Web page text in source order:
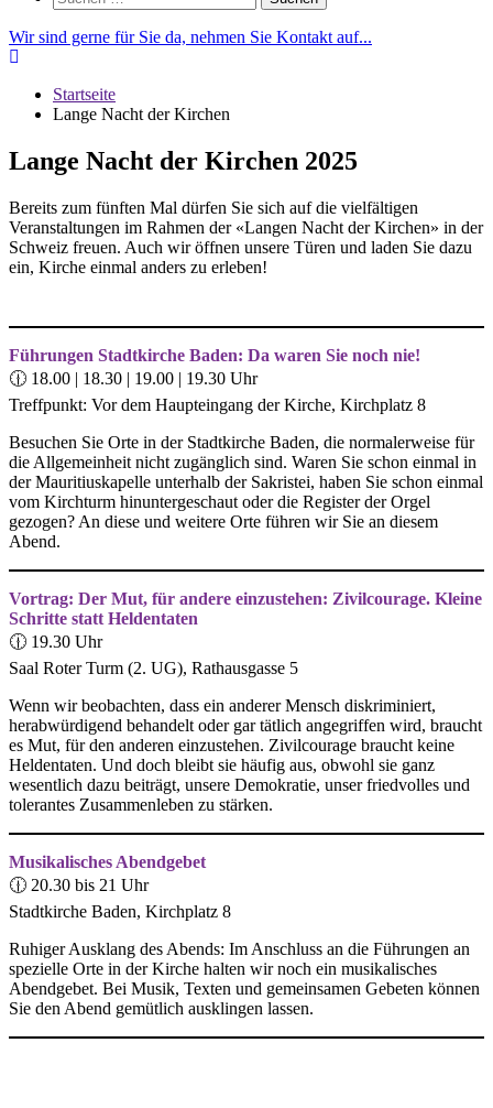
nach:
Wir sind gerne für Sie da, nehmen Sie Kontakt auf...
Startseite
Lange Nacht der Kirchen
Lange Nacht der Kirchen 2025
Bereits zum fünften Mal dürfen Sie sich auf die vielfältigen
Veranstaltungen im Rahmen der «Langen Nacht der Kirchen» in der
Schweiz freuen. Auch wir öffnen unsere Türen und laden Sie dazu
ein, Kirche einmal anders zu erleben!
Führungen Stadtkirche Baden: Da waren Sie noch nie!
🕧 18.00 | 18.30 | 19.00 | 19.30 Uhr
Treffpunkt: Vor dem Haupteingang der Kirche, Kirchplatz 8
Besuchen Sie Orte in der Stadtkirche Baden, die normalerweise für
die Allgemeinheit nicht zugänglich sind. Waren Sie schon einmal in
der Mauritiuskapelle unterhalb der Sakristei, haben Sie schon einmal
vom Kirchturm hinuntergeschaut oder die Register der Orgel
gezogen? An diese und weitere Orte führen wir Sie an diesem
Abend.
Vortrag: Der Mut, für andere einzustehen: Zivilcourage. Kleine
Schritte statt Heldentaten
🕧 19.30 Uhr
Saal Roter Turm (2. UG), Rathausgasse 5
Wenn wir beobachten, dass ein anderer Mensch diskriminiert,
herabwürdigend behandelt oder gar tätlich angegriffen wird, braucht
es Mut, für den anderen einzustehen. Zivilcourage braucht keine
Heldentaten. Und doch bleibt sie häufig aus, obwohl sie ganz
wesentlich dazu beiträgt, unsere Demokratie, unser friedvolles und
tolerantes Zusammenleben zu stärken.
Musikalisches Abendgebet
🕧 20.30 bis 21 Uhr
Stadtkirche Baden, Kirchplatz 8
Ruhiger Ausklang des Abends: Im Anschluss an die Führungen an
spezielle Orte in der Kirche halten wir noch ein musikalisches
Abendgebet. Bei Musik, Texten und gemeinsamen Gebeten können
Sie den Abend gemütlich ausklingen lassen.